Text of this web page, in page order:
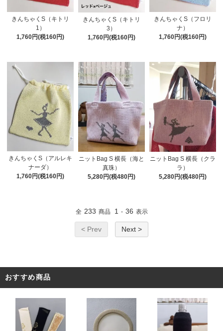
きんちゃくS（キトリ
1）
1,760円(税160円)
きんちゃくS（キトリ
3）
1,760円(税160円)
きんちゃくS（フロリ
ナ）
1,760円(税160円)
きんちゃくS（アルレキ
ナーダ）
1,760円(税160円)
ニットBag S 横長（海と
真珠）
5,280円(税480円)
ニットBag S 横長（クラ
ラ）
5,280円(税480円)
全 233 商品 1 - 36 表示
< Prev Next >
おすすめ商品